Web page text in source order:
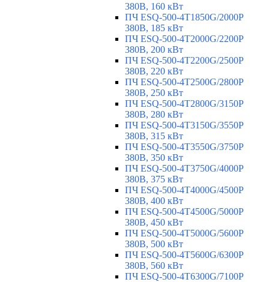
380В, 160 кВт
ПЧ ESQ-500-4T1850G/2000P
380В, 185 кВт
ПЧ ESQ-500-4T2000G/2200P
380В, 200 кВт
ПЧ ESQ-500-4T2200G/2500P
380В, 220 кВт
ПЧ ESQ-500-4T2500G/2800P
380В, 250 кВт
ПЧ ESQ-500-4T2800G/3150P
380В, 280 кВт
ПЧ ESQ-500-4T3150G/3550P
380В, 315 кВт
ПЧ ESQ-500-4T3550G/3750P
380В, 350 кВт
ПЧ ESQ-500-4T3750G/4000P
380В, 375 кВт
ПЧ ESQ-500-4T4000G/4500P
380В, 400 кВт
ПЧ ESQ-500-4T4500G/5000P
380В, 450 кВт
ПЧ ESQ-500-4T5000G/5600P
380В, 500 кВт
ПЧ ESQ-500-4T5600G/6300P
380В, 560 кВт
ПЧ ESQ-500-4T6300G/7100P